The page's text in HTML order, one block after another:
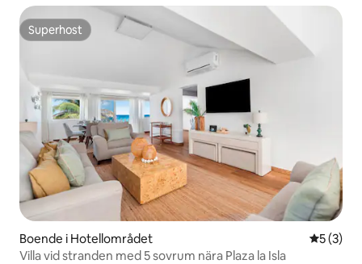
Superhost
Superhost
Boende i Hotellområdet 5 av 5 i
5 (3)
Villa vid stranden med 5 sovrum nära Plaza la Isla